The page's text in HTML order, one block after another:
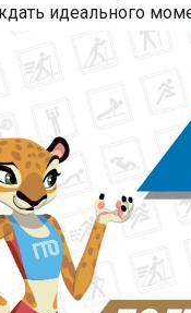
идеального